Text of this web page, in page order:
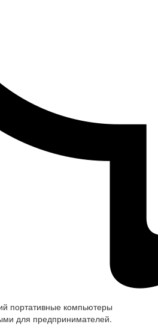
портативные компьютеры
для предпринимателей.